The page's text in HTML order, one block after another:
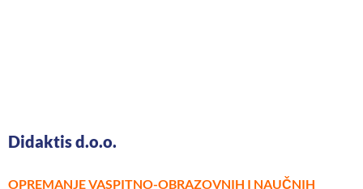
Didaktis d.o.o.
OPREMANJE VASPITNO-OBRAZOVNIH I NAUČNIH